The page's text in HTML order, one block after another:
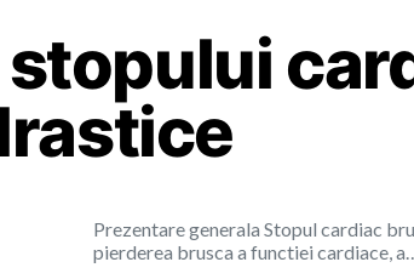
Prezentare generala Stopul cardiac
pierderea brusca a functiei cardiace,